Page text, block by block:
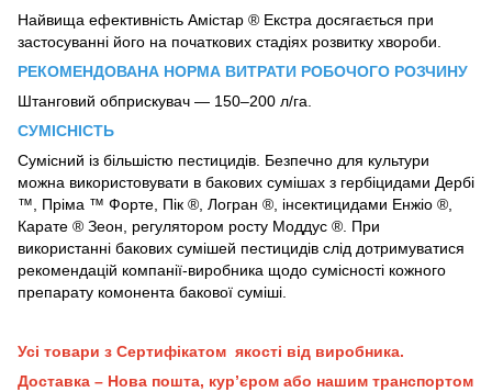
Найвища ефективність Амістар ® Екстра досягається при
застосуванні його на початкових стадіях розвитку хвороби.
РЕКОМЕНДОВАНА НОРМА ВИТРАТИ РОБОЧОГО РОЗЧИНУ
Штанговий обприскувач — 150–200 л/га.
СУМІСНІСТЬ
Сумісний із більшістю пестицидів. Безпечно для культури
можна використовувати в бакових сумішах з гербіцидами Дербі
™, Пріма ™ Форте, Пік ®, Логран ®, інсектицидами Енжіо ®,
Карате ® Зеон, регулятором росту Моддус ®. При
використанні бакових сумішей пестицидів слід дотримуватися
рекомендацій компанії-виробника щодо сумісності кожного
препарату комонента бакової суміші.
Усі товари з Сертифікатом якості від виробника.
Доставка – Нова пошта, кур’єром або нашим транспортом